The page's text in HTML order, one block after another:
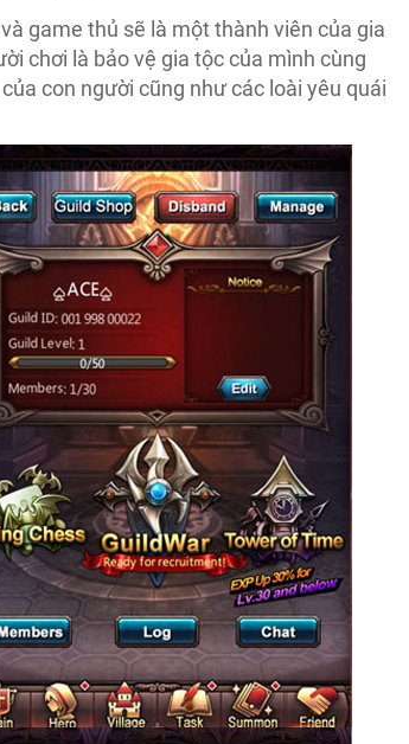
và game thủ sẽ là một thành viên của gia
chơi là bảo vệ gia tộc của mình cùng
con người cũng như các loài yêu quái